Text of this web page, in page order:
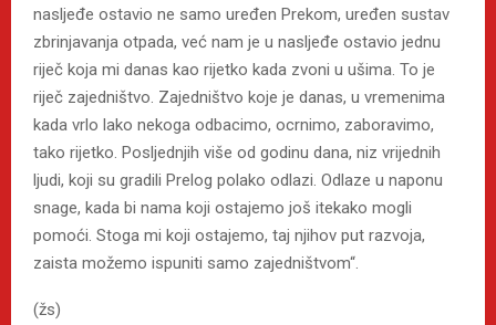
nasljeđe ostavio ne samo uređen Prekom, uređen sustav
zbrinjavanja otpada, već nam je u nasljeđe ostavio jednu
riječ koja mi danas kao rijetko kada zvoni u ušima. To je
riječ zajedništvo. Zajedništvo koje je danas, u vremenima
kada vrlo lako nekoga odbacimo, ocrnimo, zaboravimo,
tako rijetko. Posljednjih više od godinu dana, niz vrijednih
ljudi, koji su gradili Prelog polako odlazi. Odlaze u naponu
snage, kada bi nama koji ostajemo još itekako mogli
pomoći. Stoga mi koji ostajemo, taj njihov put razvoja,
zaista možemo ispuniti samo zajedništvom“.
(žs)